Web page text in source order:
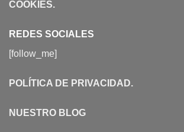
COOKIES.
REDES SOCIALES
[follow_me]
POLÍTICA DE PRIVACIDAD.
NUESTRO BLOG